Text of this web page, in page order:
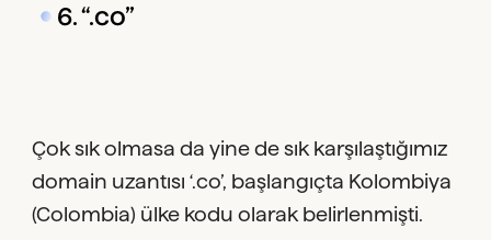
6. “.co”
Çok sık olmasa da yine de sık karşılaştığımız
domain uzantısı ‘.co’, başlangıçta Kolombiya
(Colombia) ülke kodu olarak belirlenmişti.